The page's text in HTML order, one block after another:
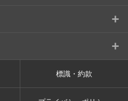
+
+
標識・約款